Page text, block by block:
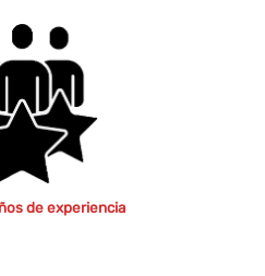
de experiencia